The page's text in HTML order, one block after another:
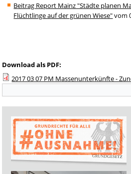
Beitrag Report Mainz "Städte planen
Flüchtlinge auf der grünen Wiese"vom
Download als PDF:
2017 03 07 PM Massenunterkünfte -
Suchformular